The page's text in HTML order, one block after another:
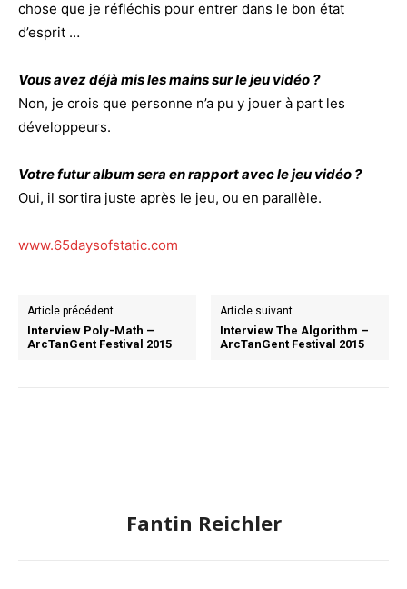
chose que je réfléchis pour entrer dans le bon état
d’esprit …
Vous avez déjà mis les mains sur le jeu vidéo ?
Non, je crois que personne n’a pu y jouer à part les
développeurs.
Votre futur album sera en rapport avec le jeu vidéo ?
Oui, il sortira juste après le jeu, ou en parallèle.
www.65daysofstatic.com
Article précédent
Interview Poly-Math –
ArcTanGent Festival 2015
Article suivant
Interview The Algorithm –
ArcTanGent Festival 2015
Fantin Reichler